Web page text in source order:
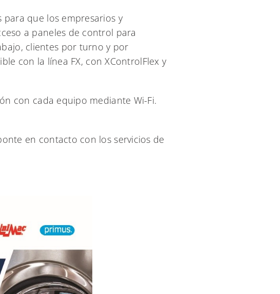
que los empresarios y
a paneles de control para
clientes por turno y por
con la línea FX, con XControlFlex y
con cada equipo mediante Wi-Fi.
en contacto con los servicios de